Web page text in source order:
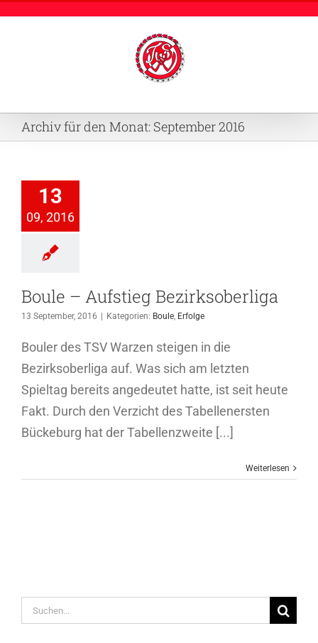
Archiv für den Monat: September 2016
13
09, 2016
Boule – Aufstieg Bezirksoberliga
13 September, 2016 Kategorien: Boule, Erfolge
Bouler des TSV Warzen steigen in die
Bezirksoberliga auf. Was sich am letzten
Spieltag bereits angedeutet hatte, ist seit heute
Fakt. Durch den Verzicht des Tabellenersten
Bückeburg hat der Tabellenzweite [...]
Weiterlesen
Suche
nach: